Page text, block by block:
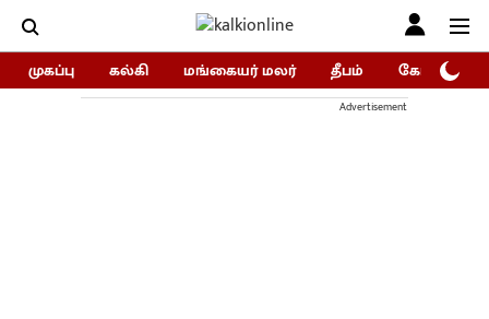
முகப்பு கல்கி மங்கையர் மலர் தீபம் கோகுலம்/
Advertisement